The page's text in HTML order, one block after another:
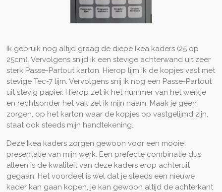
Ik gebruik nog altijd graag de diepe Ikea kaders (25 op
25cm). Vervolgens snijd ik een stevige achterwand uit zeer
sterk Passe-Partout karton. Hierop lijm ik de kopjes vast met
stevige Tec-7 lijm. Vervolgens snij ik nog een Passe-Partout
uit stevig papier. Hierop zet ik het nummer van het werkje
en rechtsonder het vak zet ik mijn naam. Maak je geen
zorgen, op het karton waar de kopjes op vastgelijmd zijn,
staat ook steeds mijn handtekening.
Deze Ikea kaders zorgen gewoon voor een mooie
presentatie van mijn werk. Een prefecte combinatie dus,
alleen is de kwaliteit van deze kaders erop achteruit
gegaan. Het voordeel is wel dat je steeds een nieuwe
kader kan gaan kopen, je kan gewoon altijd de achterkant